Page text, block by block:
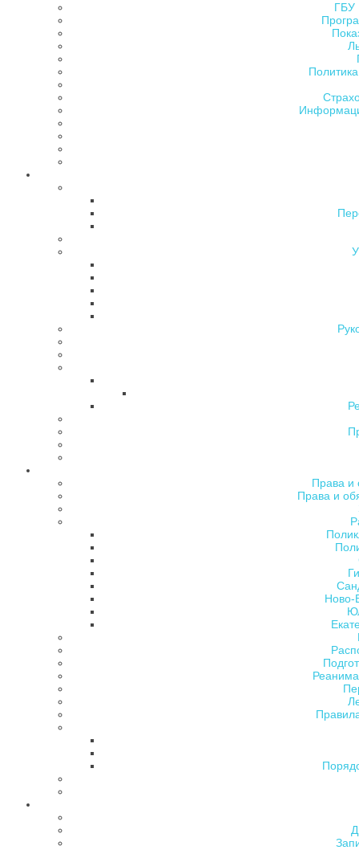
ГБУ
Права и
Права и
Ново-